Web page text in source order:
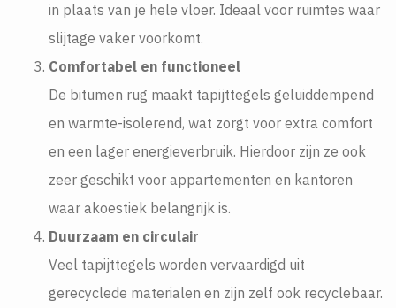
in plaats van je hele vloer. Ideaal voor ruimtes waar
slijtage vaker voorkomt.
Comfortabel en functioneel
De bitumen rug maakt tapijttegels geluiddempend
en warmte-isolerend, wat zorgt voor extra comfort
en een lager energieverbruik. Hierdoor zijn ze ook
zeer geschikt voor appartementen en kantoren
waar akoestiek belangrijk is.
Duurzaam en circulair
Veel tapijttegels worden vervaardigd uit
gerecyclede materialen en zijn zelf ook recyclebaar.